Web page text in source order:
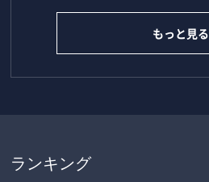
もっと見る
ランキング